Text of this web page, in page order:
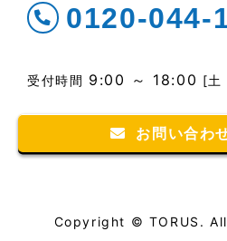
0120-044-
受付時間 9:00 ～ 18:00 [土
お問い合わ
Copyright © TORUS.